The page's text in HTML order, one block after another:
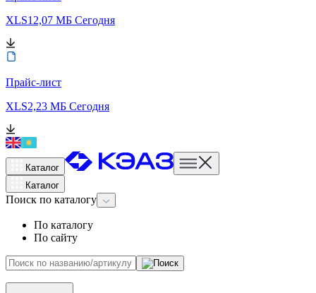
XLS12,07 МБ Сегодня
Прайс-лист
XLS2,23 МБ Сегодня
Каталог
Каталог
Поиск по каталогу
По каталогу
По сайту